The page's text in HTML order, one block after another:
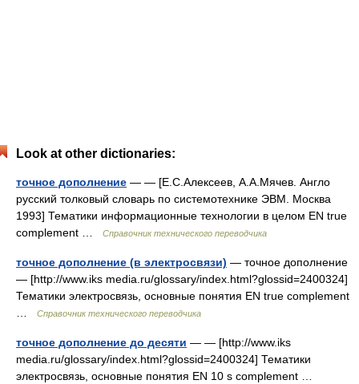
Look at other dictionaries:
точное дополнение — — [Е.С.Алексеев, А.А.Мячев. Англо
русский толковый словарь по системотехнике ЭВМ. Москва
1993] Тематики информационные технологии в целом EN true
complement …
Справочник технического переводчика
точное дополнение (в электросвязи) — точное дополнение
— [http://www.iks media.ru/glossary/index.html?glossid=2400324]
Тематики электросвязь, основные понятия EN true complement
Справочник технического переводчика
точное дополнение до десяти — — [http://www.iks
media.ru/glossary/index.html?glossid=2400324] Тематики
электросвязь, основные понятия EN 10 s complement …